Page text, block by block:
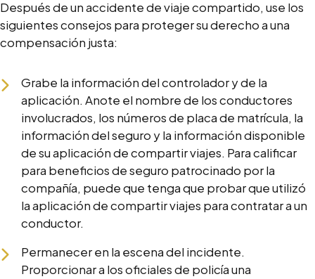
Después de un accidente de viaje compartido, use los
siguientes consejos para proteger su derecho a una
compensación justa:
Grabe la información del controlador y de la
aplicación. Anote el nombre de los conductores
involucrados, los números de placa de matrícula, la
información del seguro y la información disponible
de su aplicación de compartir viajes. Para calificar
para beneficios de seguro patrocinado por la
compañía, puede que tenga que probar que utilizó
la aplicación de compartir viajes para contratar a un
conductor.
Permanecer en la escena del incidente.
Proporcionar a los oficiales de policía una